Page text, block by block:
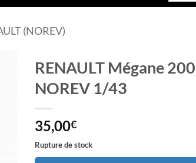
(NOREV)
RENAULT Mégane
NOREV 1/43
35,00€
Rupture de stock